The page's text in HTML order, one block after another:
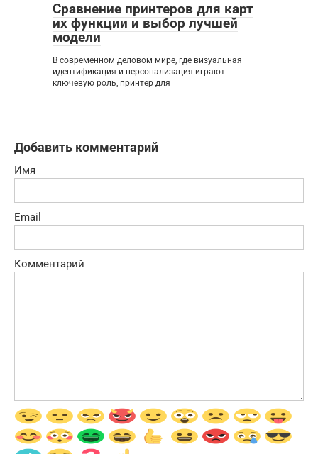
Сравнение принтеров для карт
их функции и выбор лучшей
модели
В современном деловом мире, где визуальная
идентификация и персонализация играют
ключевую роль, принтер для
Добавить комментарий
Имя
Email
Комментарий